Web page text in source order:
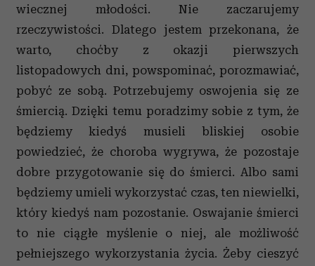
wiecznej młodości. Nie zaczarujemy
rzeczywistości. Dlatego jestem przekonana, że
warto, choćby z okazji pierwszych
listopadowych dni, powspominać, porozmawiać,
pobyć ze sobą. Potrzebujemy oswojenia się ze
śmiercią. Dzięki temu poradzimy sobie z tym, że
będziemy kiedyś musieli bliskiej osobie
powiedzieć, że choroba wygrywa, że pozostaje
dobre przygotowanie się do śmierci. Albo sami
będziemy umieli wykorzystać czas, ten niewielki,
który kiedyś nam pozostanie. Oswajanie śmierci
to nie ciągłe myślenie o niej, ale możliwość
pełniejszego wykorzystania życia. Żeby cieszyć